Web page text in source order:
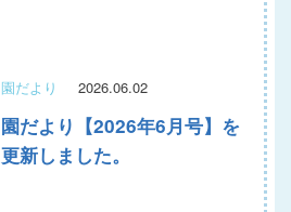
園だより 2026.06.02
園だより【2026年6月号】を
更新しました。